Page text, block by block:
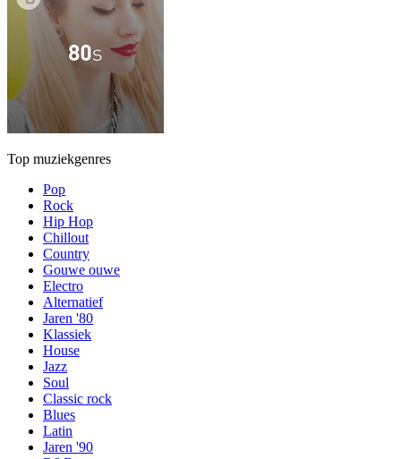
Top muziekgenres
Pop
Rock
Hip Hop
Chillout
Country
Gouwe ouwe
Electro
Alternatief
Jaren '80
Klassiek
House
Jazz
Soul
Classic rock
Blues
Latin
Jaren '90